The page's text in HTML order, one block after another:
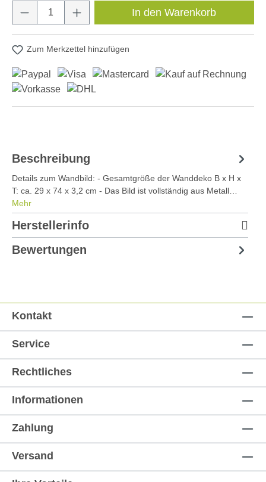
Produkt Anzahl: Gib den gewünschten
In den Warenkorb
Zum Merkzettel hinzufügen
Beschreibung
Details zum Wandbild: - Gesamtgröße der Wanddeko B x H x
T: ca. 29 x 74 x 3,2 cm - Das Bild ist vollständig aus Metall…
Mehr
Herstellerinfo
Bewertungen
Kontakt
Service
Rechtliches
Informationen
Zahlung
Versand